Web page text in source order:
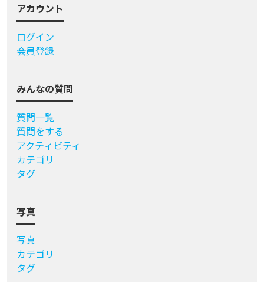
アカウント
ログイン
会員登録
みんなの質問
質問一覧
質問をする
アクティビティ
カテゴリ
タグ
写真
写真
カテゴリ
タグ